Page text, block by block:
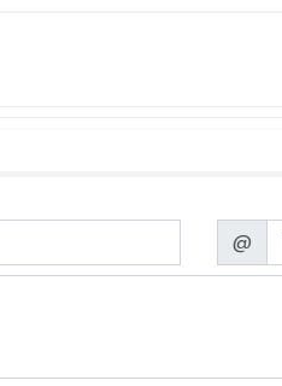
Email
@